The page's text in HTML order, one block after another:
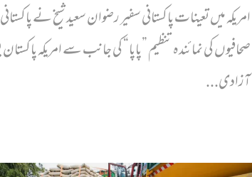
امریکہ میں تعینات پاکستانی سفیر رضوان سعید شیخ نے
صحافیوں کی نمائندہ تنظیم ”پاپا“ کی جانب سے امریکہ
آزادی...